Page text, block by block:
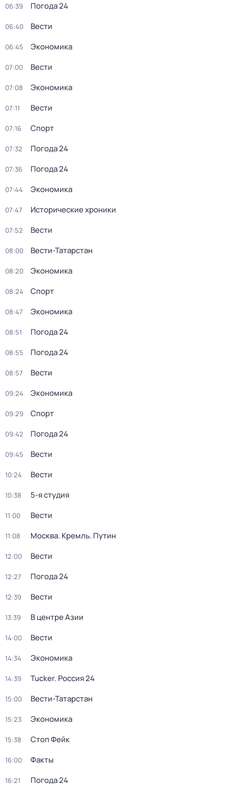
06:39 Погода 24
06:40 Вести
06:45 Экономика
07:00 Вести
07:08 Экономика
07:11 Вести
07:16 Спорт
07:32 Погода 24
07:36 Погода 24
07:44 Экономика
07:47 Исторические хроники
07:52 Вести
08:00 Вести-Татарстан
08:20 Экономика
08:24 Спорт
08:47 Экономика
08:51 Погода 24
08:55 Погода 24
08:57 Вести
09:24 Экономика
09:29 Спорт
09:42 Погода 24
09:45 Вести
10:24 Вести
10:38 5-я студия
11:00 Вести
11:08 Москва. Кремль. Путин
12:00 Вести
12:27 Погода 24
12:39 Вести
13:39 В центре Азии
14:00 Вести
14:34 Экономика
14:39 Tucker. Россия 24
15:00 Вести-Татарстан
15:23 Экономика
15:38 Стоп Фейк
16:00 Факты
16:21 Погода 24